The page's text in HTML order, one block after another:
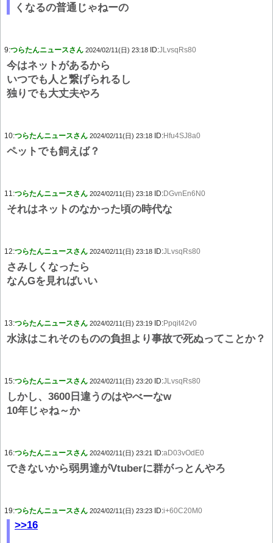
くなるの普通じゃねーの
9:つらたんニュースさん 2024/02/11(日) 23:18 ID:JLvsqRs80
今はネットがあるから
いつでも人と繋げられるし
独りでも大丈夫やろ
10:つらたんニュースさん 2024/02/11(日) 23:18 ID:Hfu4SJ8a0
ペットでも飼えば？
11:つらたんニュースさん 2024/02/11(日) 23:18 ID:DGvnEn6N0
それはネットのなかった頃の時代な
12:つらたんニュースさん 2024/02/11(日) 23:18 ID:JLvsqRs80
さみしくなったら
なんGを見ればいい
13:つらたんニュースさん 2024/02/11(日) 23:19 ID:Ppqit42v0
水泳はこれそのものの負担より事故で死ぬってことか？
15:つらたんニュースさん 2024/02/11(日) 23:20 ID:JLvsqRs80
しかし、3600日違うのはやべーなw
10年じゃね～か
16:つらたんニュースさん 2024/02/11(日) 23:21 ID:aD03vOdE0
できないから弱男達がVtuberに群がっとんやろ
19:つらたんニュースさん 2024/02/11(日) 23:23 ID:i+60C20M0
>>16